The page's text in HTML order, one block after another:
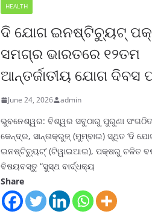
HEALTH
ଦି ଯୋଗ ଇନଷ୍ଟିଚ୍ୟୁଟ୍
ସମଗ୍ର ଭାରତରେ ୧୨ତମ
ଆନ୍ତର୍ଜାତୀୟ ଯୋଗ ଦିବସ
June 24, 2026 admin
ଭୁବନେଶ୍ୱର: ବିଶ୍ୱର ସବୁଠାରୁ ପୁରୁଣା
କେନ୍ଦ୍ର, ସାନ୍ତାକ୍ରୁଜ୍ (ମୁମ୍ବାଇ) ସ୍ଥିତ ‘ଦି
ଇନଷ୍ଟିଚ୍ୟୁଟ୍‌’ (ଟିୱାଇଆଇ), ପକ୍ଷରୁ ଚଳିତ
ବିଷୟବସ୍ତୁ “ସୁସ୍ଥ ବାର୍ଦ୍ଧକ୍ୟ
Share